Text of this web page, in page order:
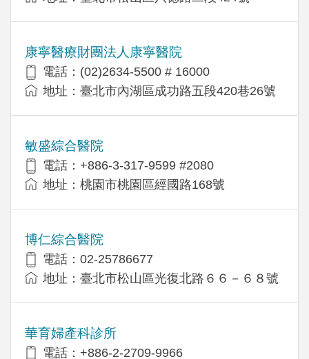
康寧醫療財團法人康寧醫院
電話：(02)2634-5500 # 16000
地址：臺北市內湖區成功路五段420巷26號
敏盛綜合醫院
電話：+886-3-317-9599 #2080
地址：桃園市桃園區經國路168號
博仁綜合醫院
電話：02-25786677
地址：臺北市松山區光復北路６６－６８號
華育婦產科診所
電話：+886-2-2709-9966